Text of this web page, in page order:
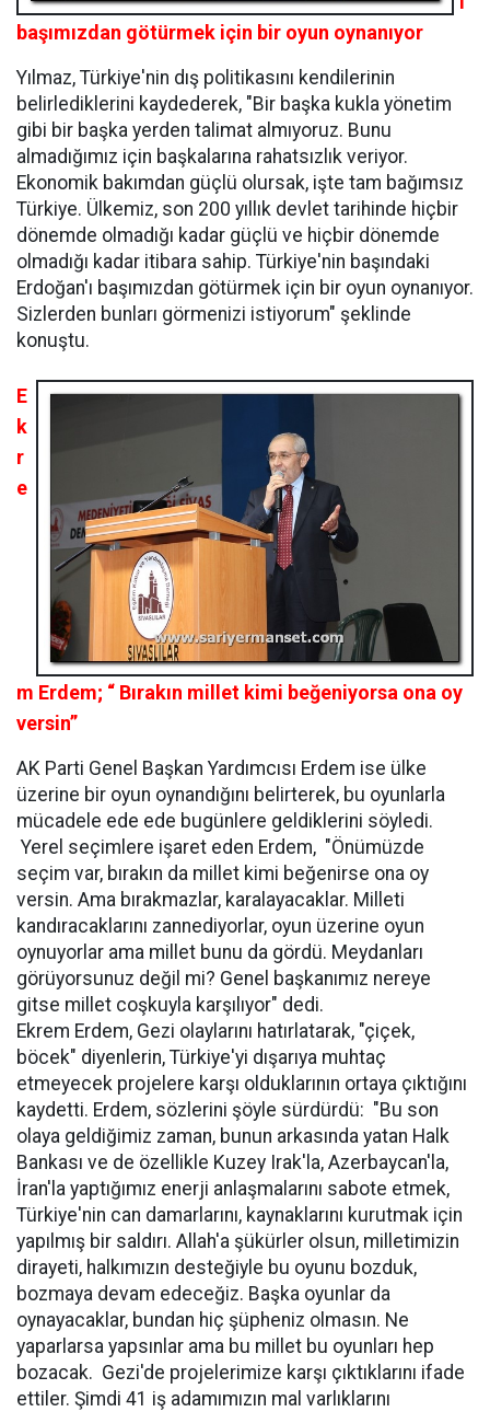
başımızdan götürmek için bir oyun oynanıyor
Yılmaz, Türkiye'nin dış politikasını kendilerinin
belirlediklerini kaydederek, "Bir başka kukla yönetim
gibi bir başka yerden talimat almıyoruz. Bunu
almadığımız için başkalarına rahatsızlık veriyor.
Ekonomik bakımdan güçlü olursak, işte tam bağımsız
Türkiye. Ülkemiz, son 200 yıllık devlet tarihinde hiçbir
dönemde olmadığı kadar güçlü ve hiçbir dönemde
olmadığı kadar itibara sahip. Türkiye'nin başındaki
Erdoğan'ı başımızdan götürmek için bir oyun oynanıyor.
Sizlerden bunları görmenizi istiyorum" şeklinde
konuştu.
E
k
r
e
m Erdem; “ Bırakın millet kimi beğeniyorsa ona oy
versin”
AK Parti Genel Başkan Yardımcısı Erdem ise ülke
üzerine bir oyun oynandığını belirterek, bu oyunlarla
mücadele ede ede bugünlere geldiklerini söyledi.
Yerel seçimlere işaret eden Erdem, "Önümüzde
seçim var, bırakın da millet kimi beğenirse ona oy
versin. Ama bırakmazlar, karalayacaklar. Milleti
kandıracaklarını zannediyorlar, oyun üzerine oyun
oynuyorlar ama millet bunu da gördü. Meydanları
görüyorsunuz değil mi? Genel başkanımız nereye
gitse millet coşkuyla karşılıyor" dedi.
Ekrem Erdem, Gezi olaylarını hatırlatarak, "çiçek,
böcek" diyenlerin, Türkiye'yi dışarıya muhtaç
etmeyecek projelere karşı olduklarının ortaya çıktığını
kaydetti. Erdem, sözlerini şöyle sürdürdü: "Bu son
olaya geldiğimiz zaman, bunun arkasında yatan Halk
Bankası ve de özellikle Kuzey Irak'la, Azerbaycan'la,
İran'la yaptığımız enerji anlaşmalarını sabote etmek,
Türkiye'nin can damarlarını, kaynaklarını kurutmak için
yapılmış bir saldırı. Allah'a şükürler olsun, milletimizin
dirayeti, halkımızın desteğiyle bu oyunu bozduk,
bozmaya devam edeceğiz. Başka oyunlar da
oynayacaklar, bundan hiç şüpheniz olmasın. Ne
yaparlarsa yapsınlar ama bu millet bu oyunları hep
bozacak. Gezi'de projelerimize karşı çıktıklarını ifade
ettiler. Şimdi 41 iş adamımızın mal varlıklarını